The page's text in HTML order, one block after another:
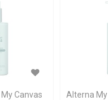
Canvas
Alterna